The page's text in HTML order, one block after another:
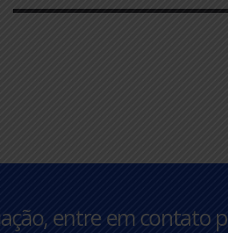
pelo Confea para monitorar a